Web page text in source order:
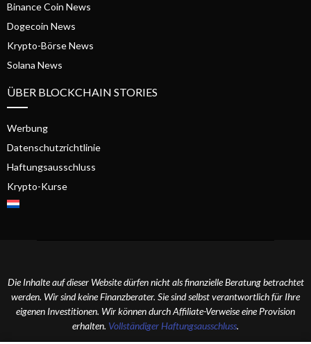
Binance Coin News
Dogecoin News
Krypto-Börse News
Solana News
ÜBER BLOCKCHAIN STORIES
Werbung
Datenschutzrichtlinie
Haftungsausschluss
Krypto-Kurse
Die Inhalte auf dieser Website dürfen nicht als finanzielle Beratung betrachtet
werden. Wir sind keine Finanzberater. Sie sind selbst verantwortlich für Ihre
eigenen Investitionen. Wir können durch Affiliate-Verweise eine Provision
erhalten. Vollständiger Haftungsausschluss.